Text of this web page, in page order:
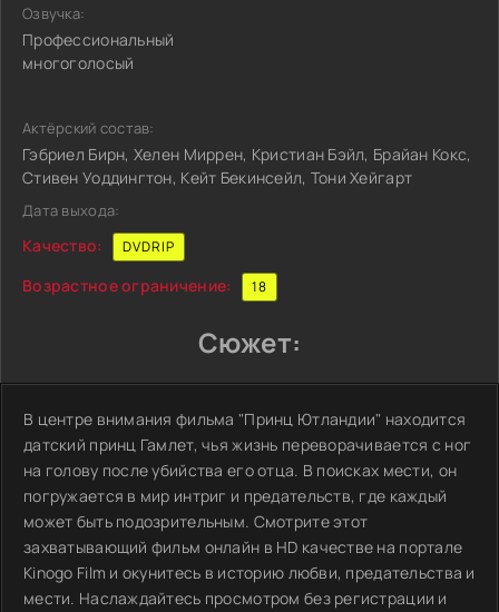
Озвучка:
Профессиональный
многоголосый
Актёрский состав:
Гэбриел Бирн, Хелен Миррен, Кристиан Бэйл, Брайан Кокс,
Стивен Уоддингтон, Кейт Бекинсейл, Тони Хейгарт
Дата выхода:
Качество: DVDRIP
Возрастное ограничение: 18
Сюжет:
В центре внимания фильма "Принц Ютландии" находится
датский принц Гамлет, чья жизнь переворачивается с ног
на голову после убийства его отца. В поисках мести, он
погружается в мир интриг и предательств, где каждый
может быть подозрительным. Смотрите этот
захватывающий фильм онлайн в HD качестве на портале
Kinogo Film и окунитесь в историю любви, предательства и
мести. Наслаждайтесь просмотром без регистрации и